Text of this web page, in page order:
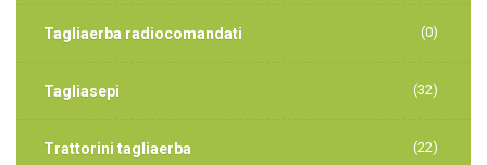
Tagliaerba radiocomandati (0)
Tagliasepi (32)
Trattorini tagliaerba (22)